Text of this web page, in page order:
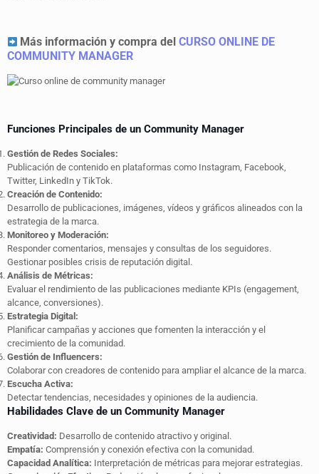
Más información y compra del CURSO ONLINE DE
COMMUNITY MANAGER
Funciones Principales de un Community Manager
Gestión de Redes Sociales:
Publicación de contenido en plataformas como Instagram, Facebook,
Twitter, LinkedIn y TikTok.
Creación de Contenido:
Desarrollo de publicaciones, imágenes, vídeos y gráficos alineados con la
estrategia de la marca.
Monitoreo y Moderación:
Responder comentarios, mensajes y consultas de los seguidores.
Gestionar posibles crisis de reputación digital.
Análisis de Métricas:
Evaluar el rendimiento de las publicaciones mediante KPIs (engagement,
alcance, conversiones).
Estrategia Digital:
Planificar campañas y acciones que fomenten la interacción y el
crecimiento de la comunidad.
Gestión de Influencers:
Colaborar con creadores de contenido para ampliar el alcance de la marca.
Escucha Activa:
Detectar tendencias, necesidades y opiniones de la audiencia.
Habilidades Clave de un Community Manager
Creatividad: Desarrollo de contenido atractivo y original.
Empatía: Comprensión y conexión efectiva con la comunidad.
Capacidad Analítica: Interpretación de métricas para mejorar estrategias.